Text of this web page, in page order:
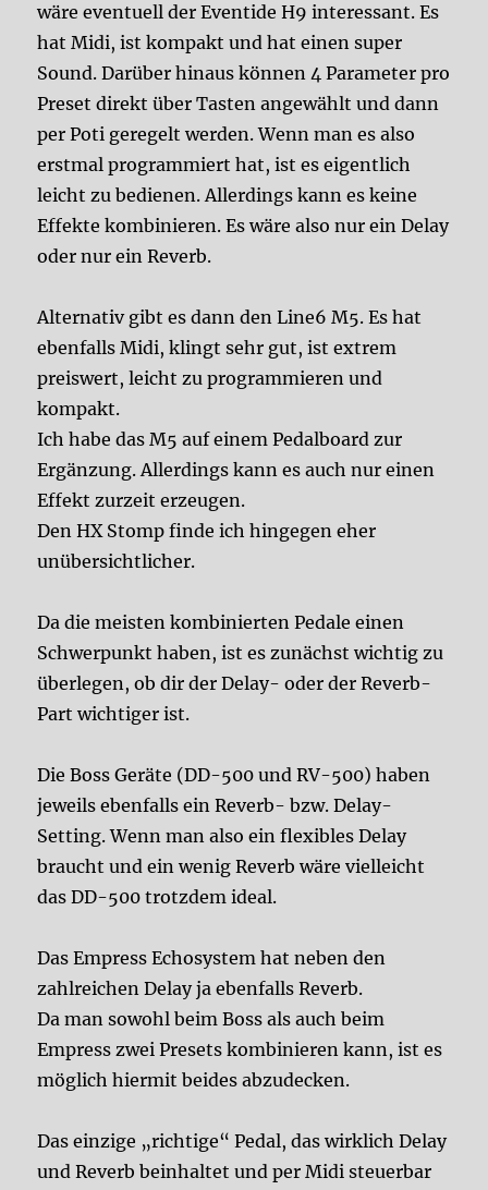
wäre eventuell der Eventide H9 interessant. Es
hat Midi, ist kompakt und hat einen super
Sound. Darüber hinaus können 4 Parameter pro
Preset direkt über Tasten angewählt und dann
per Poti geregelt werden. Wenn man es also
erstmal programmiert hat, ist es eigentlich
leicht zu bedienen. Allerdings kann es keine
Effekte kombinieren. Es wäre also nur ein Delay
oder nur ein Reverb.
Alternativ gibt es dann den Line6 M5. Es hat
ebenfalls Midi, klingt sehr gut, ist extrem
preiswert, leicht zu programmieren und
kompakt.
Ich habe das M5 auf einem Pedalboard zur
Ergänzung. Allerdings kann es auch nur einen
Effekt zurzeit erzeugen.
Den HX Stomp finde ich hingegen eher
unübersichtlicher.
Da die meisten kombinierten Pedale einen
Schwerpunkt haben, ist es zunächst wichtig zu
überlegen, ob dir der Delay- oder der Reverb-
Part wichtiger ist.
Die Boss Geräte (DD-500 und RV-500) haben
jeweils ebenfalls ein Reverb- bzw. Delay-
Setting. Wenn man also ein flexibles Delay
braucht und ein wenig Reverb wäre vielleicht
das DD-500 trotzdem ideal.
Das Empress Echosystem hat neben den
zahlreichen Delay ja ebenfalls Reverb.
Da man sowohl beim Boss als auch beim
Empress zwei Presets kombinieren kann, ist es
möglich hiermit beides abzudecken.
Das einzige „richtige“ Pedal, das wirklich Delay
und Reverb beinhaltet und per Midi steuerbar